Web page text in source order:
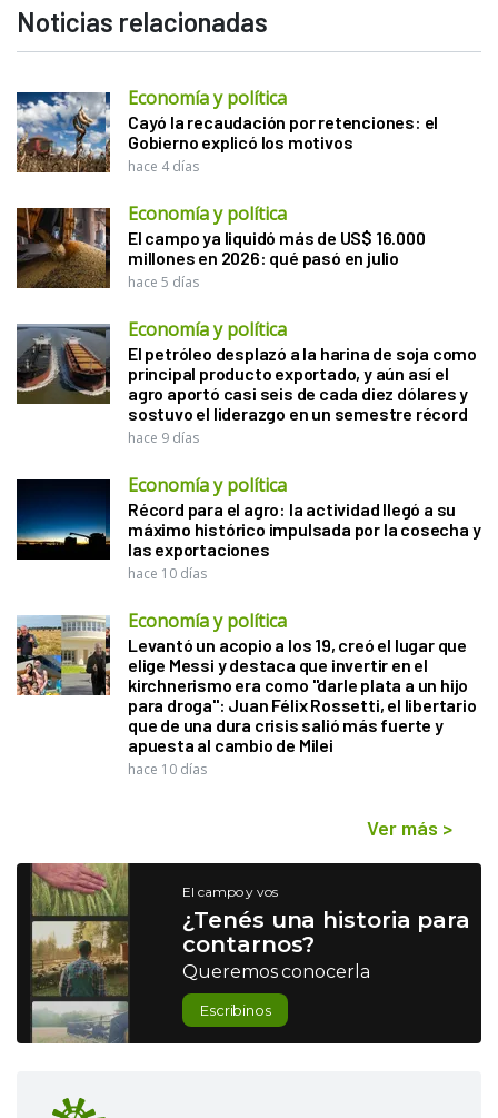
Noticias relacionadas
Economía y política
Cayó la recaudación por retenciones: el
Gobierno explicó los motivos
hace 4 días
Economía y política
El campo ya liquidó más de US$ 16.000
millones en 2026: qué pasó en julio
hace 5 días
Economía y política
El petróleo desplazó a la harina de soja como
principal producto exportado, y aún así el
agro aportó casi seis de cada diez dólares y
sostuvo el liderazgo en un semestre récord
hace 9 días
Economía y política
Récord para el agro: la actividad llegó a su
máximo histórico impulsada por la cosecha y
las exportaciones
hace 10 días
Economía y política
Levantó un acopio a los 19, creó el lugar que
elige Messi y destaca que invertir en el
kirchnerismo era como "darle plata a un hijo
para droga": Juan Félix Rossetti, el libertario
que de una dura crisis salió más fuerte y
apuesta al cambio de Milei
hace 10 días
Ver más >
El campo y vos
¿Tenés una historia para
contarnos?
Queremos conocerla
Escribinos